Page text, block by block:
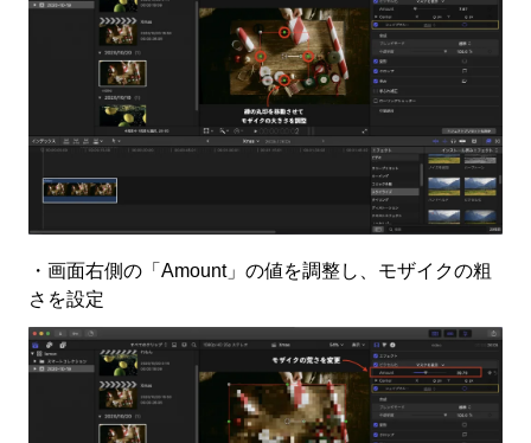
・画面右側の「Amount」の値を調整し、モザイクの粗
さを設定